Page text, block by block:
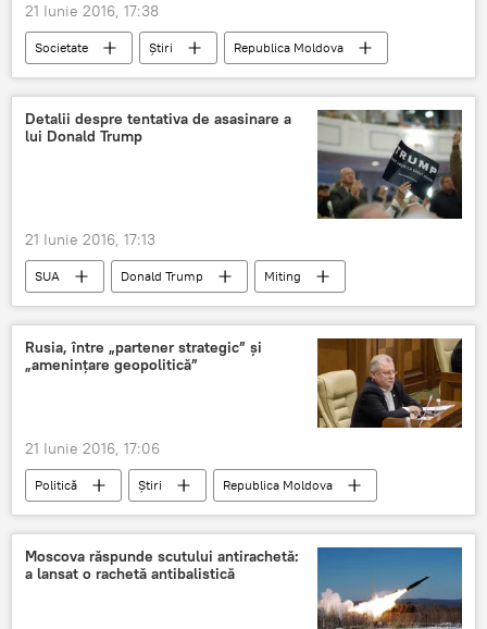
21 Iunie 2016, 17:38
Societate Știri
Republica Moldova
Sesiunea de bază
BAC 2016
Rezultate
Detalii despre tentativa de asasinare a
lui Donald Trump
21 Iunie 2016, 17:13
SUA Donald Trump
Miting
Tentativă
Scenariu
Asasinat
Alegeri prezidențiale SUA
Rusia, între „partener strategic” și
„amenințare geopolitică”
21 Iunie 2016, 17:06
Politică Știri
Republica Moldova
Veaceslav Untilă
Consiliul Suprem de Securitate
Moscova răspunde scutului antirachetă:
a lansat o rachetă antibalistică